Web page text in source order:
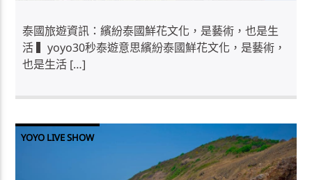
泰國旅遊資訊：繽紛泰國鮮花文化，是藝術，也是生
活 ▍yoyo30秒泰遊意思繽紛泰國鮮花文化，是藝術，
也是生活 […]
YOYO LIVE SHOW